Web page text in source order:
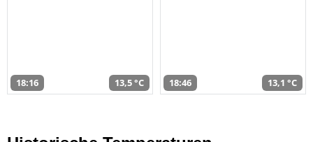
18:16 13,5 °C 18:46 13,1 °C